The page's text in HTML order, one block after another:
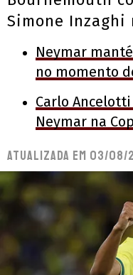
Simone Inzaghi
Neymar
no momento
Carlo
Neymar na
Atualizada em 03/08/